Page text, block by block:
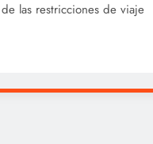
las restricciones de viaje